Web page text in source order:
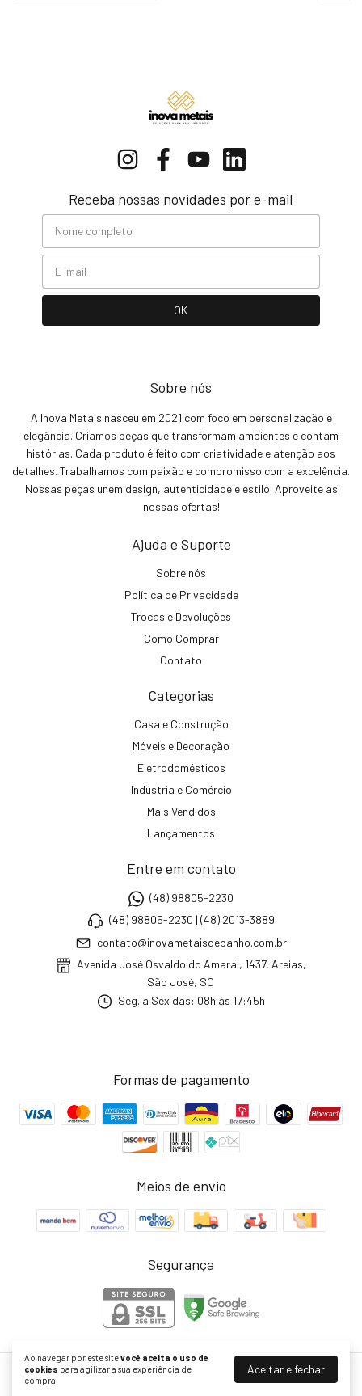
Ao navegar por este sitevocê aceita o uso de
cookies para agilizar a sua experiência de
compra.
Aceitar e fechar
Receba nossas novidades por e-mail
Sobre nós
A Inova Metais nasceu em 2021 com foco em personalização e
elegância. Criamos peças que transformam ambientes e contam
histórias. Cada produto é feito com criatividade e atenção aos
detalhes. Trabalhamos com paixão e compromisso com a excelência.
Nossas peças unem design, autenticidade e estilo. Aproveite as
nossas ofertas!
Ajuda e Suporte
Sobre nós
Política de Privacidade
Trocas e Devoluções
Como Comprar
Contato
Categorias
Casa e Construção
Móveis e Decoração
Eletrodomésticos
Industria e Comércio
Mais Vendidos
Lançamentos
Entre em contato
(48) 98805-2230
(48) 98805-2230 | (48) 2013-3889
contato@inovametaisdebanho.com.br
Avenida José Osvaldo do Amaral, 1437, Areias,
São José, SC
Seg. a Sex das: 08h às 17:45h
Formas de pagamento
Meios de envio
Segurança
Inova Metais de Banho